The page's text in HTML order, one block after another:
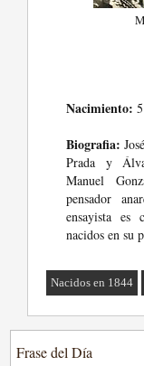
Nacimiento:
Biografia:
Prada y
Manuel
pensador
ensayista es
nacidos en su
Nacidos en 1844
Frase del Día